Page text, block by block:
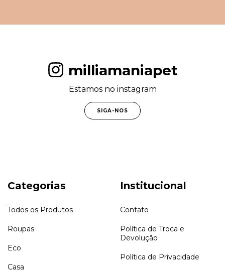
milliamaniapet
Estamos no instagram
SIGA-NOS
Categorias
Todos os Produtos
Roupas
Eco
Casa
Institucional
Contato
Política de Troca e
Devolução
Política de Privacidade